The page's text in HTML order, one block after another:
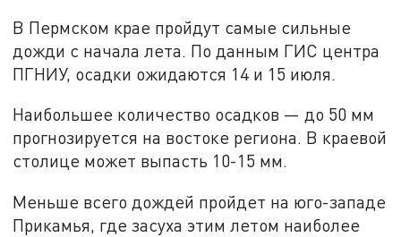
В Пермском крае пройдут самые сильные
дожди с начала лета. По данным ГИС центра
ПГНИУ, осадки ожидаются 14 и 15 июля.
Наибольшее количество осадков — до 50 мм
прогнозируется на востоке региона. В краевой
столице может выпасть 10-15 мм.
Меньше всего дождей пройдет на юго-западе
Прикамья, где засуха этим летом наиболее